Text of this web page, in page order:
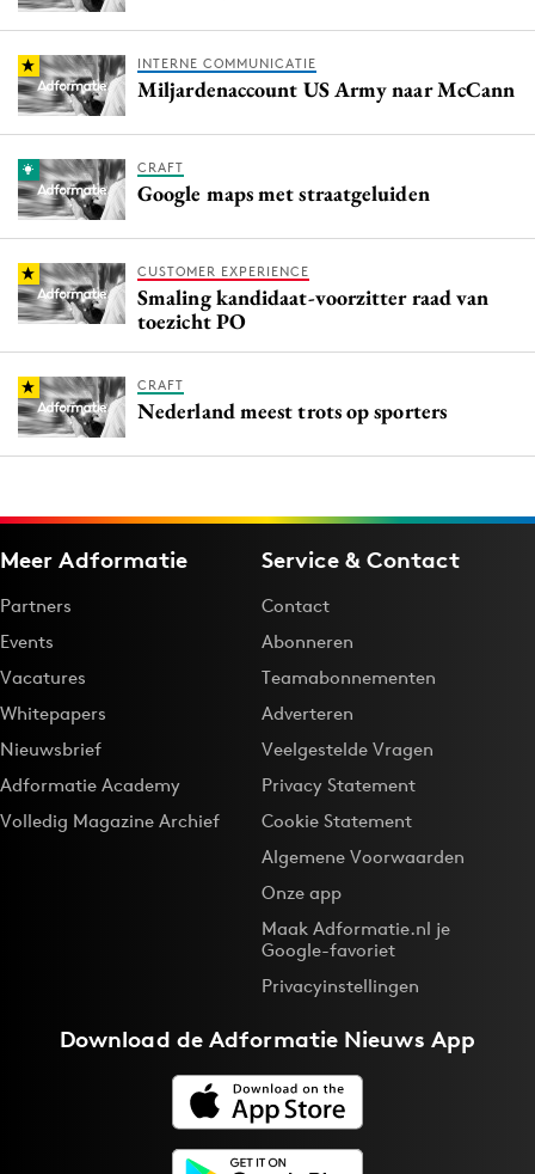
INTERNE COMMUNICATIE
Miljardenaccount US Army naar McCann
CRAFT
Google maps met straatgeluiden
CUSTOMER EXPERIENCE
Smaling kandidaat-voorzitter raad van
toezicht PO
CRAFT
Nederland meest trots op sporters
Meer Adformatie
Partners
Events
Vacatures
Whitepapers
Nieuwsbrief
Adformatie Academy
Volledig Magazine Archief
Service & Contact
Contact
Abonneren
Teamabonnementen
Adverteren
Veelgestelde Vragen
Privacy Statement
Cookie Statement
Algemene Voorwaarden
Onze app
Maak Adformatie.nl je
Google-favoriet
Privacyinstellingen
Download deAdformatie Nieuws App